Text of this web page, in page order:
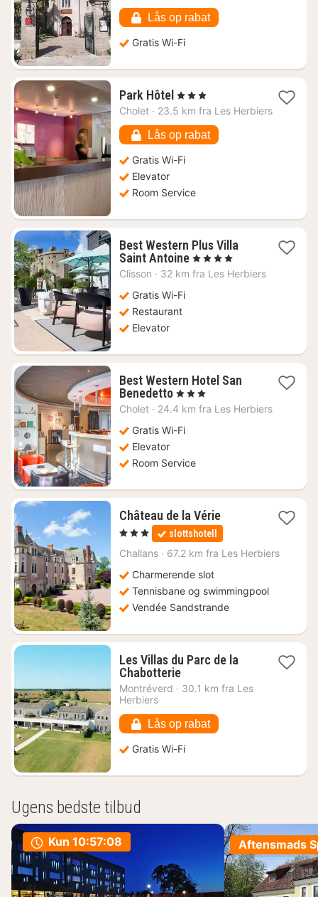
600
kr.
Lås op rabat
Gratis Wi-Fi
Park Hôtel 1
nat
535
kr.
, 3 Stjerner
Cholet · 23.5 km fra Les Herbiers
Lås op rabat
Gratis Wi-Fi
Elevator
Room Service
Best Western Plus Villa
Saint Antoine1
nat
, 4 Stjerner
Clisson · 32 km fra Les Herbiers
Gratis Wi-Fi
Restaurant
Elevator
Best Western Hotel San
Benedetto1
nat
509
, 3 Stjerner
Cholet · 24.4 km fra Les Herbiers
Gratis Wi-Fi
Elevator
Room Service
Château de la Vérie1
nat
fra
1189
, 3 Stjerner slottshotell
Challans · 67.2 km fra Les Herbiers
Charmerende slot
Tennisbane og swimmingpool
Vendée Sandstrande
Les Villas du Parc de la
Chabotterie1
nat
kr.
Montréverd · 30.1 km fra Les
Herbiers
Lås op rabat
Gratis Wi-Fi
Ugens bedste tilbud
Kun 10:57:07 Aftensmads